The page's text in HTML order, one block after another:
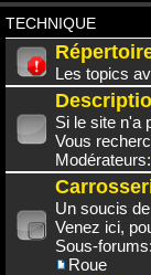
TECHNIQUE
Les topics
Si le site n'a
Vous
Modérateurs:
Un soucis
Venez ici,
Sous-forums:
Roue